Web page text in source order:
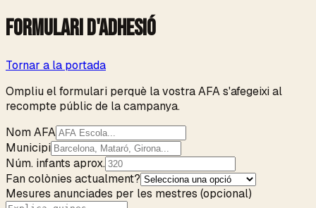
Formulari d'adhesió
Tornar a la portada
Ompliu el formulari perquè la vostra AFA s'afegeixi al
recompte públic de la campanya.
Nom AFA
Municipi
Núm. infants aprox.
Fan colònies actualment?
Mesures anunciades per les mestres (opcional)